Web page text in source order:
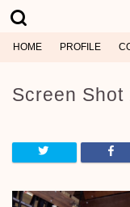
HOME PROFILE
Screen